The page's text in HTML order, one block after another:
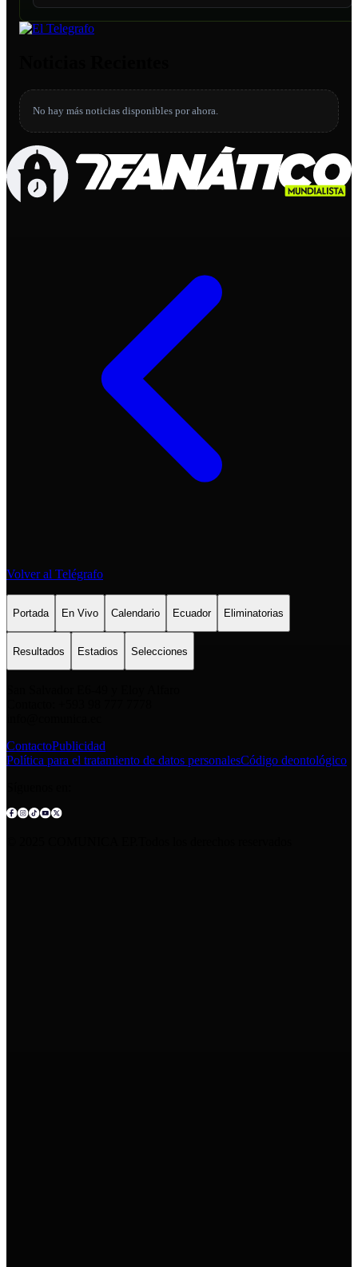
No hay más noticias disponibles por ahora.
Volver al Telégrafo
Portada En Vivo Calendario Ecuador Eliminatorias
Resultados Estadios Selecciones
ContactoPublicidad
Política para el tratamiento de datos personalesCódigo deontológico